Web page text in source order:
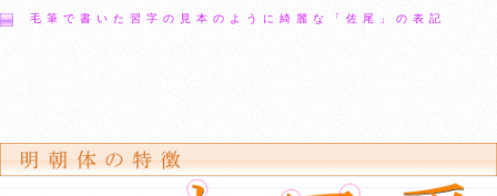
毛筆で書いた習字の見本のように綺麗な「佐尾」の表記